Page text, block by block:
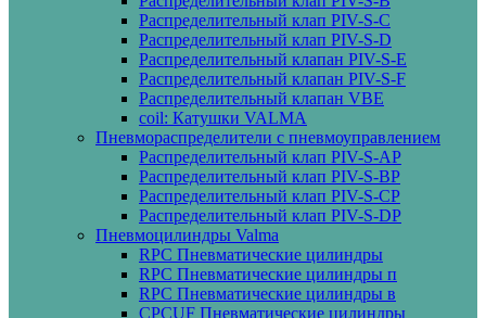
Распределительный клап PIV-S-C
Распределительный клап PIV-S-D
Распределительный клапан PIV-S-E
Распределительный клапан PIV-S-F
Распределительный клапан VBE
coil: Катушки VALMA
Пневмораспределители с пневмоуправлением
Распределительный клап PIV-S-AP
Распределительный клап PIV-S-BP
Распределительный клап PIV-S-СP
Распределительный клап PIV-S-DP
Пневмоцилиндры Valma
RPC Пневматические цилиндры
RPC Пневматические цилиндры п
RPC Пневматические цилиндры в
CPCUF Пневматические цилиндры